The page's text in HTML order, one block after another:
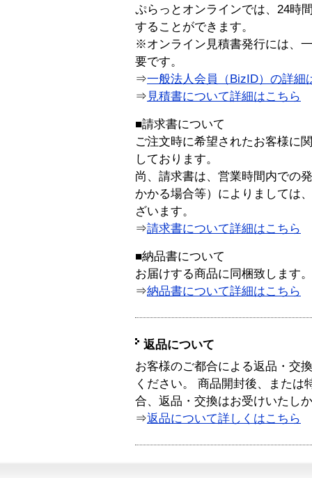
ぷらっとオンラインでは、24時
することができます。
※オンライン見積書発行には、
要です。
⇒一般法人会員（BizID）の詳細
⇒ 見積書について詳細はこちら
■請求書について
ご注文時に希望されたお客様に
しております。
尚、請求書は、営業時間内での
かかる場合等）によりましては
ざいます。
⇒請求書について詳細はこちら
■納品書について
お届けする商品に同梱致します。
⇒納品書について詳細はこちら
返品について
お客様のご都合による返品・交
ください。 商品開封後、または
合、返品・交換はお受けいたし
⇒返品について詳しくはこちら